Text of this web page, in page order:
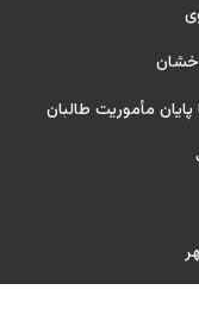
مأموریت طالبان